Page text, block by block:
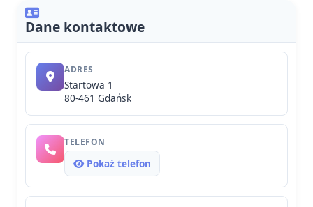
Dane kontaktowe
ADRES
Startowa 1
80-461 Gdańsk
TELEFON
Pokaż telefon